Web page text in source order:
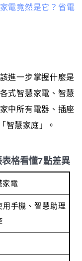
電竟然是它？省電
進一步掌握什麼是
式智慧家電、智慧
中所有電器、插座
智慧家庭」。
格看懂7點差異
家電
用手機、智慧助理